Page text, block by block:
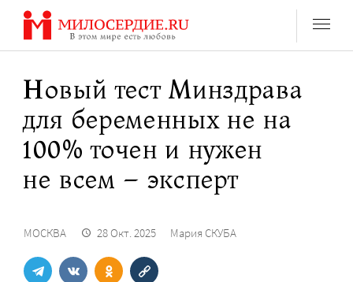
Перейти
содержанию
Новый тест Минздрава
для беременных не на
100% точен и нужен
не всем – эксперт
МОСКВА 28 Окт. 2025 Мария СКУБА